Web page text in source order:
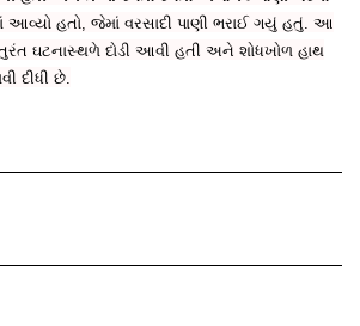
આવ્યો હતો, જેમાં વરસાદી પાણી ભરાઈ ગયું હતું. આ
ઘટનાસ્થળે દોડી આવી હતી અને શોધખોળ હાથ
દીધી છે.